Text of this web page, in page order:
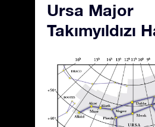
Ursa Major
Takımyıldızı